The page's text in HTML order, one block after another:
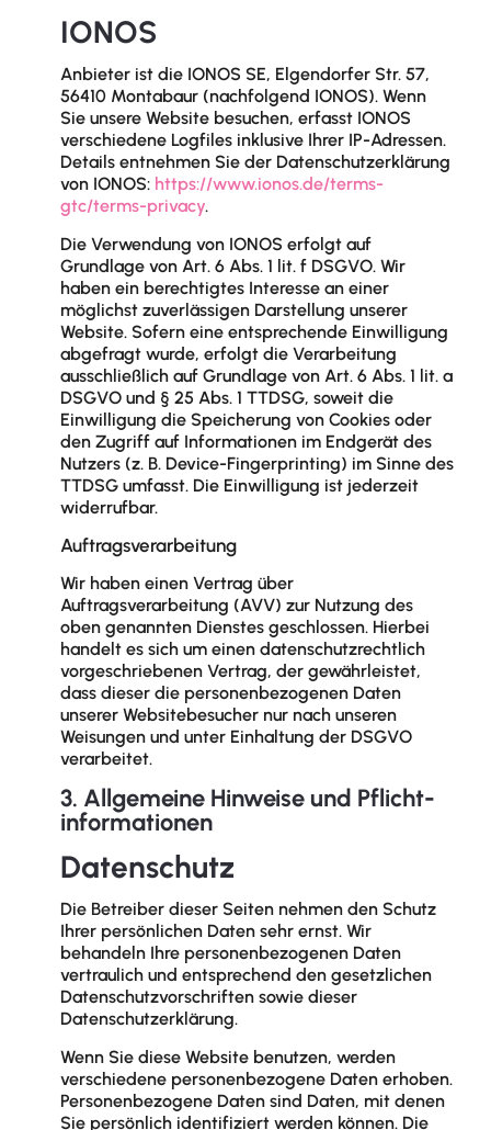
IONOS
Anbieter ist die IONOS SE, Elgendorfer Str. 57,
56410 Montabaur (nachfolgend IONOS). Wenn
Sie unsere Website besuchen, erfasst IONOS
verschiedene Logfiles inklusive Ihrer IP-Adressen.
Details entnehmen Sie der Datenschutzerklärung
von IONOS: https://www.ionos.de/terms-
gtc/terms-privacy.
Die Verwendung von IONOS erfolgt auf
Grundlage von Art. 6 Abs. 1 lit. f DSGVO. Wir
haben ein berechtigtes Interesse an einer
möglichst zuverlässigen Darstellung unserer
Website. Sofern eine entsprechende Einwilligung
abgefragt wurde, erfolgt die Verarbeitung
ausschließlich auf Grundlage von Art. 6 Abs. 1 lit. a
DSGVO und § 25 Abs. 1 TTDSG, soweit die
Einwilligung die Speicherung von Cookies oder
den Zugriff auf Informationen im Endgerät des
Nutzers (z. B. Device-Fingerprinting) im Sinne des
TTDSG umfasst. Die Einwilligung ist jederzeit
widerrufbar.
Auftragsverarbeitung
Wir haben einen Vertrag über
Auftragsverarbeitung (AVV) zur Nutzung des
oben genannten Dienstes geschlossen. Hierbei
handelt es sich um einen datenschutzrechtlich
vorgeschriebenen Vertrag, der gewährleistet,
dass dieser die personenbezogenen Daten
unserer Websitebesucher nur nach unseren
Weisungen und unter Einhaltung der DSGVO
verarbeitet.
3. Allgemeine Hinweise und Pflicht­
informationen
Datenschutz
Die Betreiber dieser Seiten nehmen den Schutz
Ihrer persönlichen Daten sehr ernst. Wir
behandeln Ihre personenbezogenen Daten
vertraulich und entsprechend den gesetzlichen
Datenschutzvorschriften sowie dieser
Datenschutzerklärung.
Wenn Sie diese Website benutzen, werden
verschiedene personenbezogene Daten erhoben.
Personenbezogene Daten sind Daten, mit denen
Sie persönlich identifiziert werden können. Die